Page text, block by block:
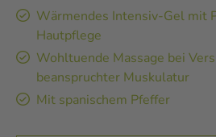
Wärmendes Intensiv-Gel mit
Hautpflege
Wohltuende Massage bei
beanspruchter Muskulatur
Mit spanischem Pfeffer